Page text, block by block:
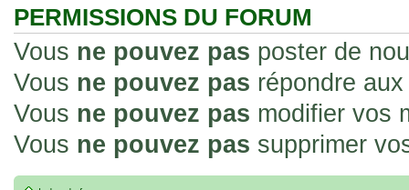
PERMISSIONS DU FORUM
Vous ne pouvez pas poster de
Vous ne pouvez pas répondre
Vous ne pouvez pas modifier vos
Vous ne pouvez pas supprimer